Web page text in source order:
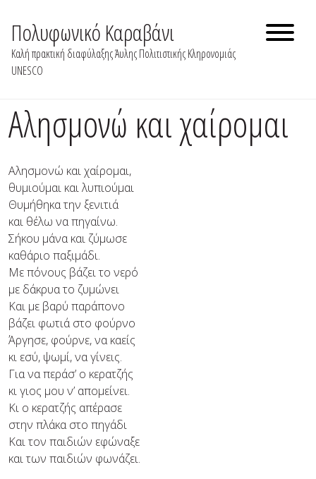
content
Πολυφωνικό Καραβάνι
Καλή πρακτική διαφύλαξης Άυλης Πολιτιστικής Κληρονομιάς
UNESCO
Aλησμονώ και χαίρομαι
Αλησμονώ και χαίρομαι,
θυμιούμαι και λυπιούμαι
Θυμήθηκα την ξενιτιά
και θέλω να πηγαίνω.
Σήκου μάνα και ζύμωσε
καθάριο παξιμάδι.
Με πόνους βάζει το νερό
με δάκρυα το ζυμώνει
Και με βαρύ παράπονο
βάζει φωτιά στο φούρνο
Άργησε, φούρνε, να καείς
κι εσύ, ψωμί, να γίνεις.
Για να περάσ’ ο κερατζής
κι γιος μου ν’ απομείνει.
Κι ο κερατζής απέρασε
στην πλάκα στο πηγάδι
Και τον παιδιών εφώναξε
και των παιδιών φωνάζει.